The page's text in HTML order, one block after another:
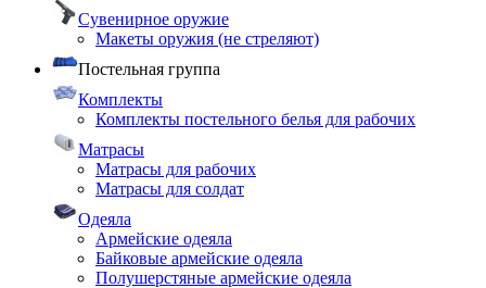
Сувенирное оружие
Макеты оружия (не стреляют)
Постельная группа
Комплекты
Комплекты постельного белья для рабочих
Матрасы
Матрасы для рабочих
Матрасы для солдат
Одеяла
Армейские одеяла
Байковые армейские одеяла
Полушерстяные армейские одеяла